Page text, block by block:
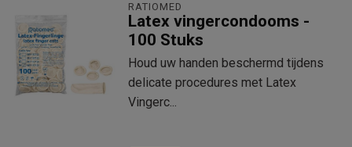
RATIOMED
Latex vingercondooms -
100 Stuks
Houd uw handen beschermd tijdens
delicate procedures met Latex
Vingerc...